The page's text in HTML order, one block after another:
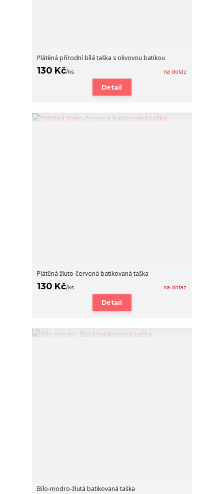
Plátěná přírodní bílá taška s olivovou batikou
130 Kč/ks na dotaz
Detail
Plátěná žluto-červená batikovaná taška
130 Kč/ks na dotaz
Detail
Bílo-modro-žlutá batikovaná taška